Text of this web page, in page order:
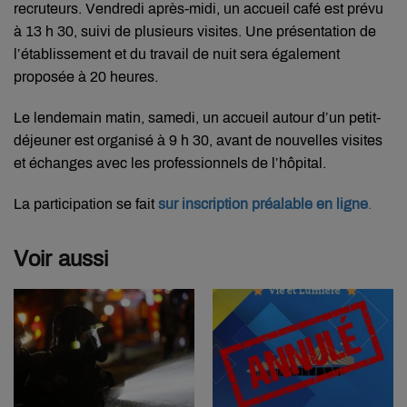
recruteurs. Vendredi après-midi, un accueil café est prévu
à 13 h 30, suivi de plusieurs visites. Une présentation de
l’établissement et du travail de nuit sera également
proposée à 20 heures.
Le lendemain matin, samedi, un accueil autour d’un petit-
déjeuner est organisé à 9 h 30, avant de nouvelles visites
et échanges avec les professionnels de l’hôpital.
La participation se fait sur inscription préalable en ligne
Voir aussi